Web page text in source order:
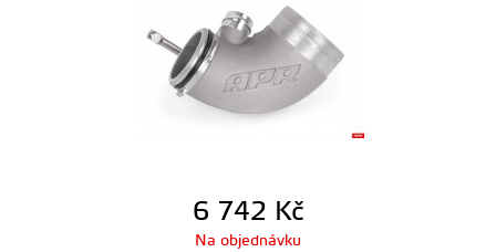
6 742 Kč
Na objednávku